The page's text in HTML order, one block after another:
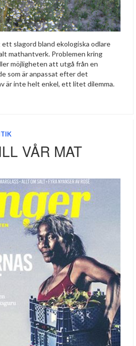
ett slagord bland ekologiska odlare
mathantverk. Problemen kring
möjligheten att utgå från en
som är anpassat efter det
är inte helt enkel, ett litet dilemma.
VÅR MAT